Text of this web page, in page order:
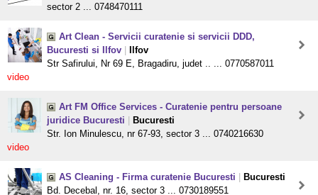
sector 2 ... 0748470111
Art Clean - Servicii curatenie si servicii DDD,
Bucuresti si Ilfov
Ilfov
Str Safirului, Nr 69 E, Bragadiru, judet .. ... 0770587011
video
Art FM Office Services - Curatenie pentru persoane
juridice Bucuresti
Bucuresti
Str. Ion Minulescu, nr 67-93, sector 3 ... 0740216630
video
AS Cleaning - Firma curatenie Bucuresti
Bucuresti
Bd. Decebal, nr. 16, sector 3 ... 0730189551